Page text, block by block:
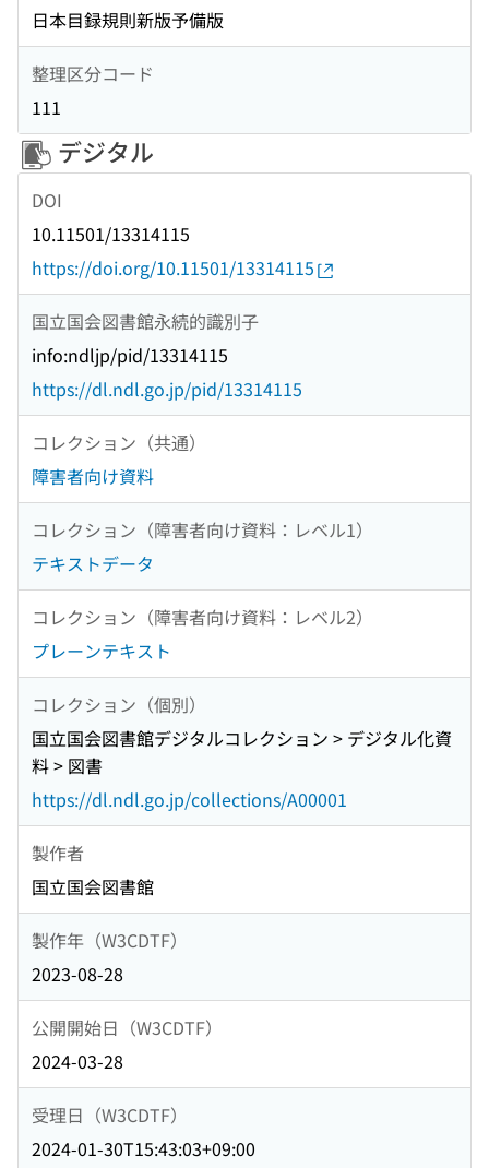
日本目録規則新版予備版
整理区分コード
111
デジタル
DOI
10.11501/13314115
https://doi.org/10.11501/13314115
国立国会図書館永続的識別子
info:ndljp/pid/13314115
https://dl.ndl.go.jp/pid/13314115
コレクション（共通）
障害者向け資料
コレクション（障害者向け資料：レベル1）
テキストデータ
コレクション（障害者向け資料：レベル2）
プレーンテキスト
コレクション（個別）
国立国会図書館デジタルコレクション > デジタル化資
料 > 図書
https://dl.ndl.go.jp/collections/A00001
製作者
国立国会図書館
製作年（W3CDTF）
2023-08-28
公開開始日（W3CDTF）
2024-03-28
受理日（W3CDTF）
2024-01-30T15:43:03+09:00